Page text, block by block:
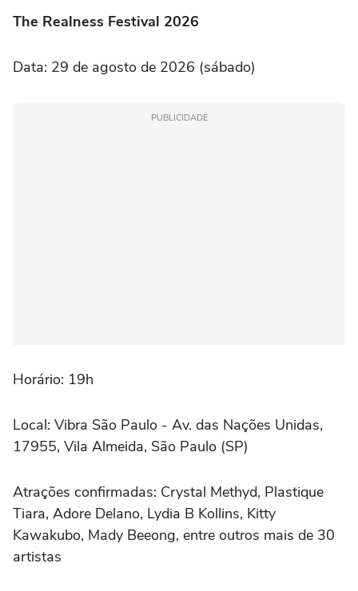
The Realness Festival 2026
Data: 29 de agosto de 2026 (sábado)
PUBLICIDADE
Horário: 19h
Local: Vibra São Paulo - Av. das Nações Unidas,
17955, Vila Almeida, São Paulo (SP)
Atrações confirmadas: Crystal Methyd, Plastique
Tiara, Adore Delano, Lydia B Kollins, Kitty
Kawakubo, Mady Beeong, entre outros mais de 30
artistas